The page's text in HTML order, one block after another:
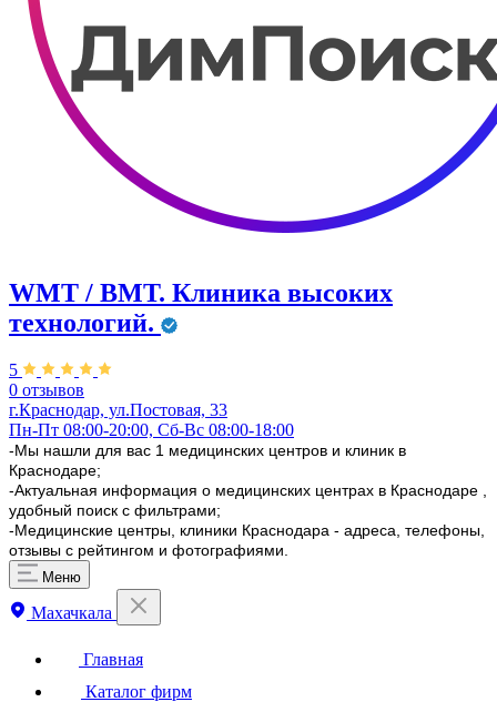
WMT / ВМТ. Клиника высоких
технологий.
5
0 отзывов
г.Краснодар, ул.​Постовая, 33
Пн-Пт 08:00-20:00, Сб-Вс 08:00-18:00
-Мы нашли для вас 1 медицинских центров и клиник в
Краснодаре;
-Актуальная информация о медицинских центрах в Краснодаре ,
удобный поиск с фильтрами;
-Медицинские центры, клиники Краснодара - адреса, телефоны,
отзывы с рейтингом и фотографиями.
Меню
Махачкала
Главная
Каталог фирм